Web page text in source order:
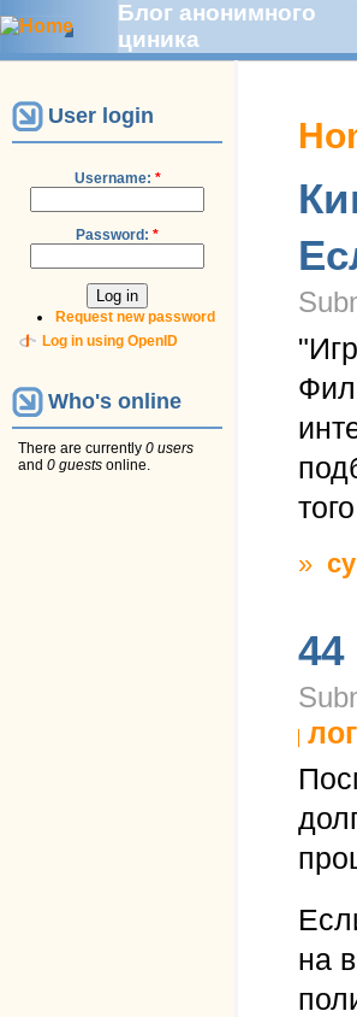
Блог анонимного
циника
User login
Username: *
Password: *
Request new password
Log in using OpenID
Who's online
There are currently 0 users
and 0 guests online.
»
на